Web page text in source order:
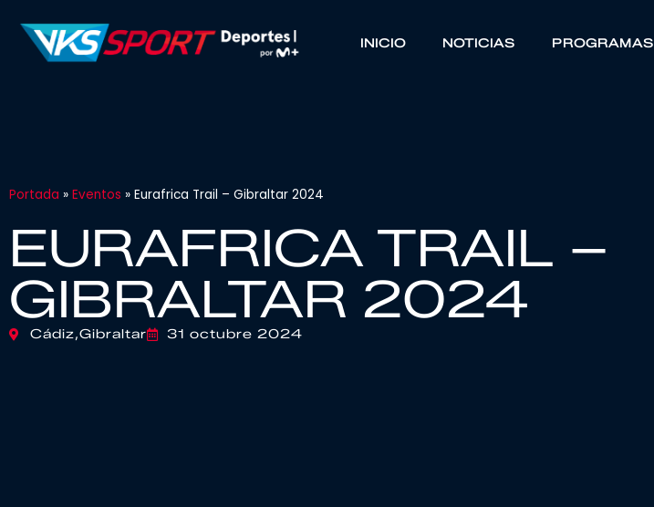
INICIO NOTICIAS PROGRAMAS
Portada » Eventos » Eurafrica Trail – Gibraltar 2024
EURAFRICA TRAIL –
GIBRALTAR 2024
Cádiz,Gibraltar 31 octubre 2024